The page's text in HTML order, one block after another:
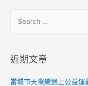
近期文章
當城市天際線遇上公益運